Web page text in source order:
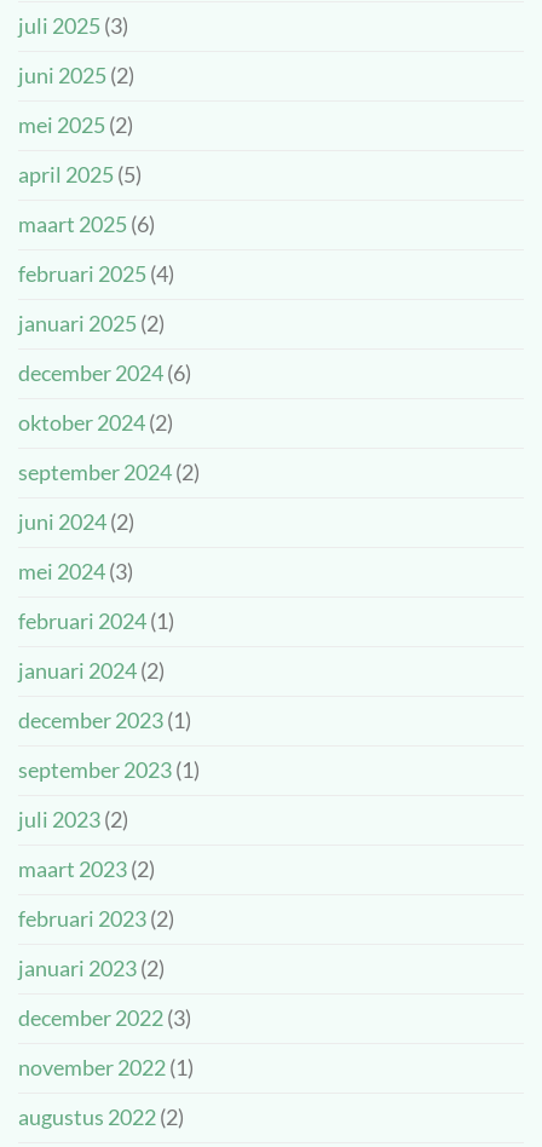
juli 2025(3)
juni 2025(2)
mei 2025(2)
april 2025(5)
maart 2025(6)
februari 2025(4)
januari 2025(2)
december 2024(6)
oktober 2024(2)
september 2024(2)
juni 2024(2)
mei 2024(3)
februari 2024(1)
januari 2024(2)
december 2023(1)
september 2023(1)
juli 2023(2)
maart 2023(2)
februari 2023(2)
januari 2023(2)
december 2022(3)
november 2022(1)
augustus 2022(2)